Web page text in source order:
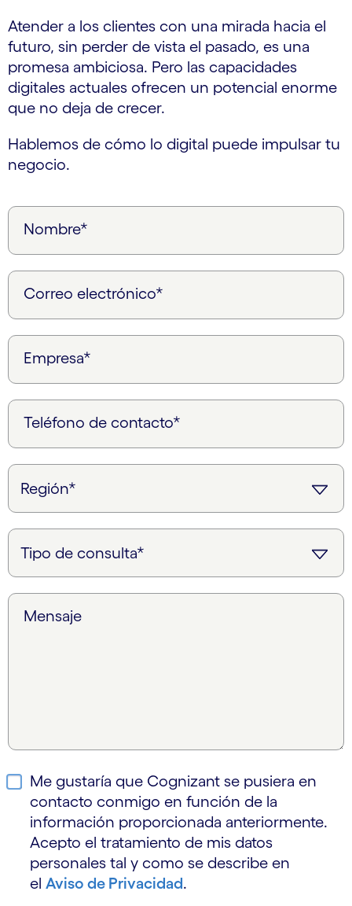
Atender a los clientes con una mirada hacia el
futuro, sin perder de vista el pasado, es una
promesa ambiciosa. Pero las capacidades
digitales actuales ofrecen un potencial enorme
que no deja de crecer.
Hablemos de cómo lo digital puede impulsar tu
negocio.
Nombre*
Correo electrónico*
Empresa*
Teléfono de contacto*
Mensaje
Me gustaría que Cognizant se pusiera en
contacto conmigo en función de la
información proporcionada anteriormente.
Acepto el tratamiento de mis datos
personales tal y como se describe en
el Aviso de Privacidad.